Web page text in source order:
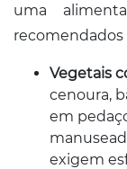
uma
recomendados
Vegetais
cenoura,
em
exigem